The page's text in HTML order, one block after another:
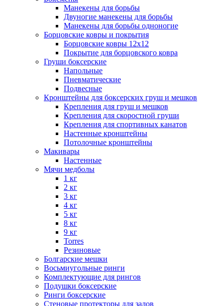
Манекены для борьбы
Двуногие манекены для борьбы
Манекены для борьбы одноногие
Борцовские ковры и покрытия
Борцовские ковры 12х12
Покрытие для борцовского ковра
Груши боксерские
Напольные
Пневматические
Подвесные
Кронштейны для боксерских груш и мешков
Крепления для груш и мешков
Крепления для скоростной груши
Крепления для спортивных канатов
Настенные кронштейны
Потолочные кронштейны
Макивары
Настенные
Мячи медболы
1 кг
2 кг
3 кг
4 кг
5 кг
8 кг
9 кг
Torres
Резиновые
Болгарские мешки
Восьмиугольные ринги
Комплектующие для рингов
Подушки боксерские
Ринги боксерские
Стеновые протекторы для залов